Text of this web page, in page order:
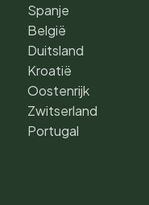
Spanje
België
Duitsland
Kroatië
Oostenrijk
Zwitserland
Portugal